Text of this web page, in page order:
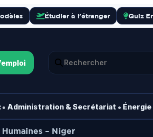
Étudier à l’étranger Quiz
• Administration & Secrétariat • Énergie
– Niger